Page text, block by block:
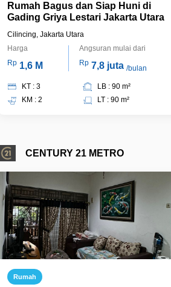
Rumah Bagus dan Siap Huni di
Gading Griya Lestari Jakarta Utara
Cilincing, Jakarta Utara
Harga
Rp 1,6 M
Angsuran mulai dari
Rp 7,8 juta /bulan
KT : 3
KM : 2
LB : 90 m²
LT : 90 m²
CENTURY 21 METRO
Rumah